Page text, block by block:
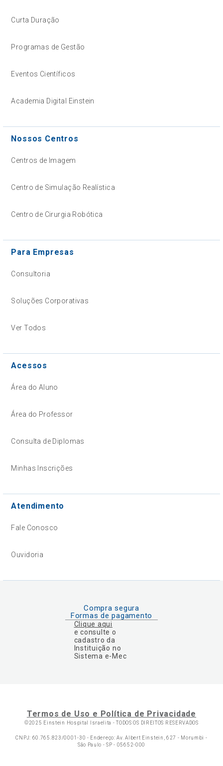
Curta Duração
Programas de Gestão
Eventos Científicos
Academia Digital Einstein
Nossos Centros
Centros de Imagem
Centro de Simulação Realística
Centro de Cirurgia Robótica
Para Empresas
Consultoria
Soluções Corporativas
Ver Todos
Acessos
Área do Aluno
Área do Professor
Consulta de Diplomas
Minhas Inscrições
Atendimento
Fale Conosco
Ouvidoria
Compra segura
Formas de pagamento
Clique aqui
e consulte o
cadastro da
Instituição no
Sistema e-Mec
Termos de Uso e Política de Privacidade
©2025 Einstein Hospital Israelita -TODOS OS DIREITOS RESERVADOS
CNPJ: 60.765.823/0001-30 - Endereço: Av. Albert Einstein, 627 - Morumbi -
São Paulo - SP - 05652-000